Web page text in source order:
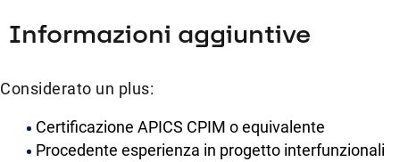
Informazioni aggiuntive
Considerato un plus:
Certificazione APICS CPIM o equivalente
Procedente esperienza in progetto interfunzionali